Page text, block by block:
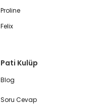
Proline
Felix
Pati Kulüp
Blog
Soru Cevap